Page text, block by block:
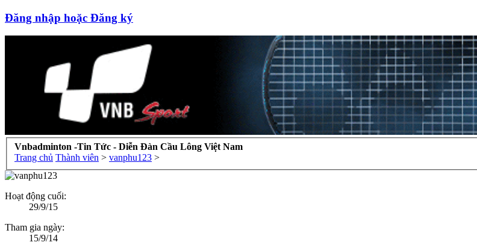
Đăng nhập hoặc Đăng ký
Vnbadminton -Tin Tức - Diễn Đàn Cầu Lông Việt Nam
Trang chủ Thành viên > vanphu123 >
Hoạt động cuối:
29/9/15
Tham gia ngày:
15/9/14